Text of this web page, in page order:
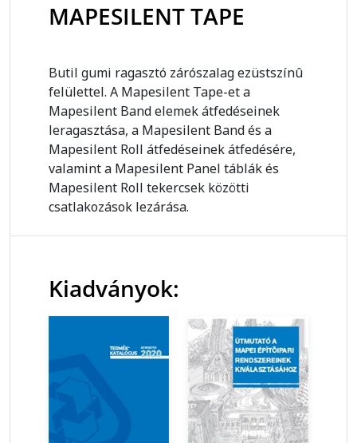
MAPESILENT TAPE
Butil gumi ragasztó zárószalag ezüstszínû
felülettel. A Mapesilent Tape-et a
Mapesilent Band elemek átfedéseinek
leragasztása, a Mapesilent Band és a
Mapesilent Roll átfedéseinek átfedésére,
valamint a Mapesilent Panel táblák és
Mapesilent Roll tekercsek közötti
csatlakozások lezárása.
Kiadványok: